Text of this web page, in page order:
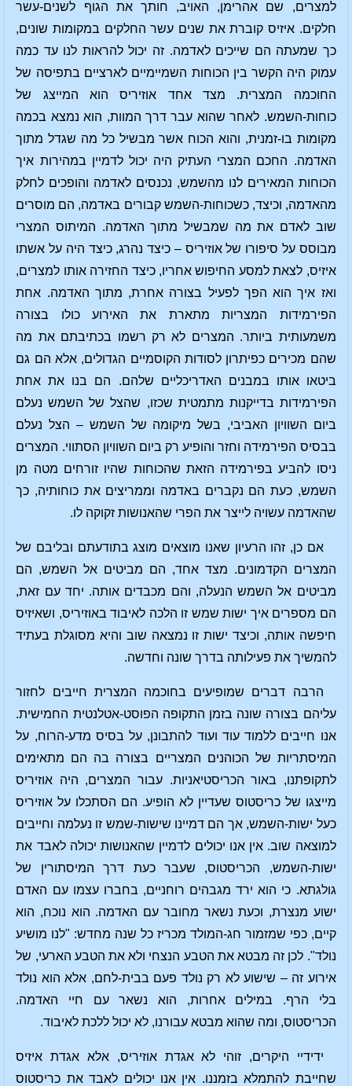
למצרים, שם אהרימן, האויב, חותך את הגוף לשנים-עשר
חלקים. איזיס קוברת את שנים עשר החלקים במקומות שונים,
כך שמעתה הם שייכים לאדמה. זה יכול להראות לנו עד כמה
עמוק היה הקשר בין הכוחות השמיימיים לארציים בתפיסה של
החוכמה המצרית. מצד אחד אוזיריס הוא המייצג של
כוחות-השמש. לאחר שהוא עבר דרך המוות, הוא נמצא בכמה
מקומות בו-זמנית, והוא הכוח אשר מבשיל כל מה שגדל מתוך
האדמה. החכם המצרי העתיק היה יכול לדמיין במהירות איך
הכוחות המאירים לנו מהשמש, נכנסים לאדמה והופכים לחלק
מהאדמה, וכיצד, כשכוחות-השמש קבורים באדמה, הם מוסרים
שוב לאדם את מה שמבשיל מתוך האדמה. המיתוס המצרי
מבוסס על סיפורו של אוזיריס – כיצד נהרג, כיצד היה על אשתו
איזיס, לצאת למסע החיפוש אחריו, כיצד החזירה אותו למצרים,
ואז איך הוא הפך לפעיל בצורה אחרת, מתוך האדמה. אחת
הפירמידות המצריות מתארת את האירוע כולו בצורה
משמעותית ביותר. המצרים לא רק רשמו בכתיבתם את מה
שהם מכירים כפיתרון לסודות הקוסמיים הגדולים, אלא הם גם
ביטאו אותו במבנים האדריכליים שלהם. הם בנו את אחת
הפירמידות בדייקנות מתמטית שכזו, שהצל של השמש נעלם
ביום השוויון האביבי, בשל מיקומה של השמש – הצל נעלם
בבסיס הפירמידה וחזר והופיע רק ביום השוויון הסתווי. המצרים
ניסו להביע בפירמידה הזאת שהכוחות שהיו זורחים מטה מן
השמש, כעת הם נקברים באדמה וממריצים את כוחותיה, כך
שהאדמה עשויה לייצר את הפרי שהאנושות זקוקה לו.
אם כן, זהו הרעיון שאנו מוצאים מוצג בתודעתם ובליבם של
המצרים הקדמונים. מצד אחד, הם מביטים אל השמש, הם
מביטים אל השמש הנעלה, והם מכבדים אותה. יחד עם זאת,
הם מספרים איך ישות שמש זו הלכה לאיבוד באוזיריס, ושאיזיס
חיפשה אותה, וכיצד ישות זו נמצאה שוב והיא מסוגלת בעתיד
להמשיך את פעילותה בדרך שונה וחדשה.
הרבה דברים שמופיעים בחוכמה המצרית חייבים לחזור
עליהם בצורה שונה בזמן התקופה הפוסט-אטלנטית החמישית.
אנו חייבים ללמוד עוד ועוד להתבונן, על בסיס מדע-הרוח, על
המיסתריות של הכוהנים המצריים בצורה בה הם מתאימים
לתקופתנו, באור הכריסטיאניות. עבור המצרים, היה אוזיריס
מייצגו של כריסטוס שעדיין לא הופיע. הם הסתכלו על אוזיריס
כעל ישות-השמש, אך הם דמיינו שישות-שמש זו נעלמה וחייבים
למוצאה שוב. אין אנו יכולים לדמיין שהאנושות יכולה לאבד את
ישות-השמש, הכריסטוס, שעבר כעת דרך המיסתורין של
גולגתא. כי הוא ירד מגבהים רוחניים, בחברו עצמו עם האדם
ישוע מנצרת, וכעת נשאר מחובר עם האדמה. הוא נוכח, הוא
קיים, כפי שמזמור חג-המולד מכריז כל שנה מחדש: "לנו מושיע
נולד". לכן זה מבטא את הטבע הנצחי ולא את הטבע הארעי, של
אירוע זה – שישוע לא רק נולד פעם בבית-לחם, אלא הוא נולד
בלי הרף. במילים אחרות, הוא נשאר עם חיי האדמה.
הכריסטוס, ומה שהוא מבטא עבורנו, לא יכול ללכת לאיבוד.
ידידיי היקרים, זוהי לא אגדת אוזיריס, אלא אגדת איזיס
שחייבת להתמלא בזמננו. אין אנו יכולים לאבד את כריסטוס